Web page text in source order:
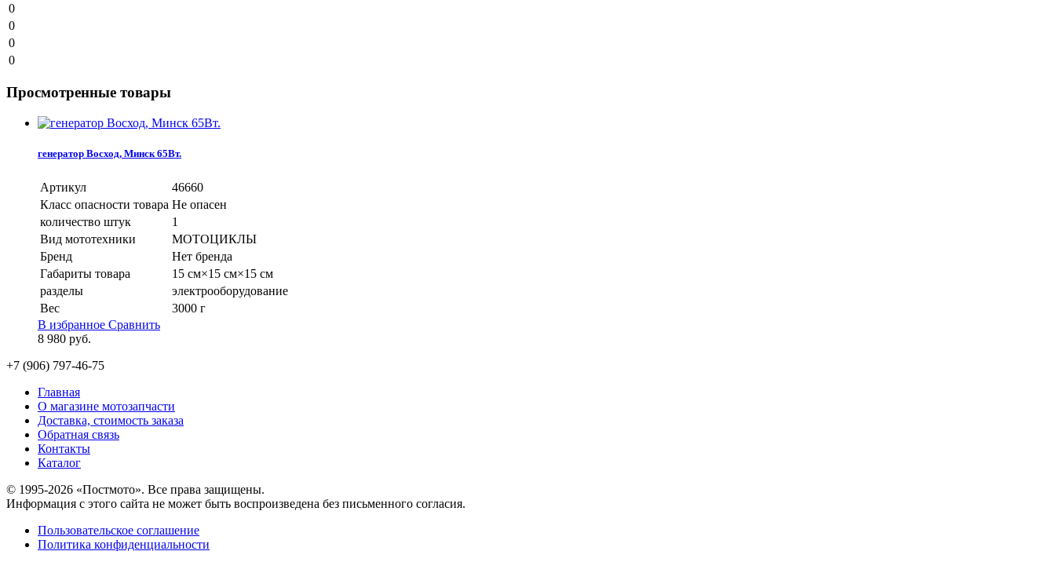
0
0
0
0
Просмотренные товары
генератор Восход, Минск 65Вт.
Артикул
46660
Класс опасности товара Не опасен
количество штук
1
Вид мототехники
МОТОЦИКЛЫ
Бренд
Нет бренда
Габариты товара
15 см×15 см×15 см
разделы
электрооборудование
Вес
3000 г
В избранное Сравнить
8 980 руб.
+7 (906) 797-46-75
Главная
О магазине мотозапчасти
Доставка, стоимость заказа
Обратная связь
Контакты
Каталог
© 1995-2026 «Постмото». Все права защищены.
Информация с этого сайта не может быть воспроизведена без письменного согласия.
Пользовательское соглашение
Политика конфиденциальности